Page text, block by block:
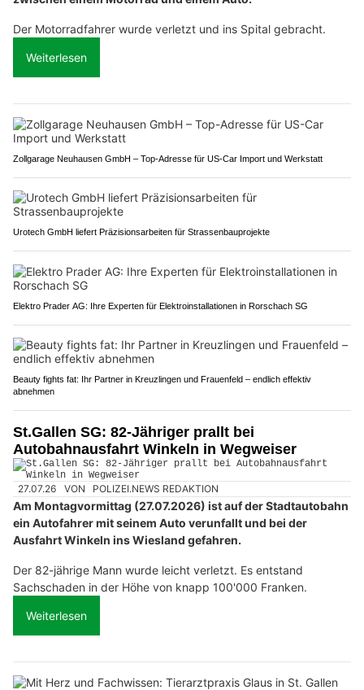
Der Motorradfahrer wurde verletzt und ins Spital gebracht.
Weiterlesen
Zollgarage Neuhausen GmbH – Top-Adresse für US-Car Import und Werkstatt
Urotech GmbH liefert Präzisionsarbeiten für Strassenbauprojekte
Elektro Prader AG: Ihre Experten für Elektroinstallationen in Rorschach SG
Beauty fights fat: Ihr Partner in Kreuzlingen und Frauenfeld – endlich effektiv
abnehmen
St.Gallen SG: 82-Jähriger prallt bei
Autobahnausfahrt Winkeln in Wegweiser
27.07.26 VON POLIZEI.NEWS REDAKTION
Am Montagvormittag (27.07.2026) ist auf der Stadtautobahn
ein Autofahrer mit seinem Auto verunfallt und bei der
Ausfahrt Winkeln ins Wiesland gefahren.
Der 82-jährige Mann wurde leicht verletzt. Es entstand
Sachschaden in der Höhe von knapp 100'000 Franken.
Weiterlesen